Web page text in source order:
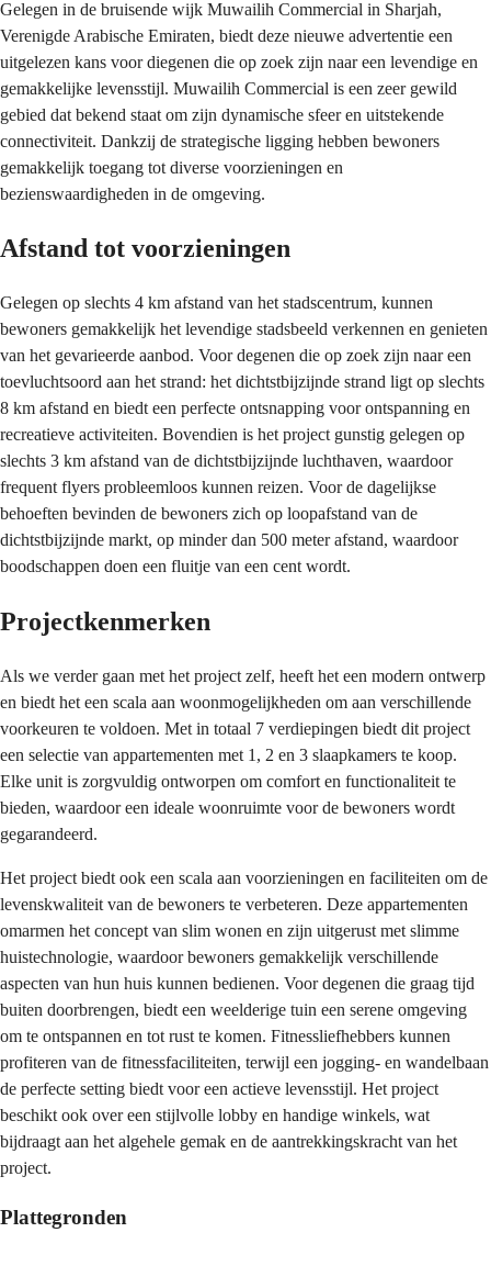
Gelegen in de bruisende wijk Muwailih Commercial in Sharjah,
Verenigde Arabische Emiraten, biedt deze nieuwe advertentie een
uitgelezen kans voor diegenen die op zoek zijn naar een levendige en
gemakkelijke levensstijl. Muwailih Commercial is een zeer gewild
gebied dat bekend staat om zijn dynamische sfeer en uitstekende
connectiviteit. Dankzij de strategische ligging hebben bewoners
gemakkelijk toegang tot diverse voorzieningen en
bezienswaardigheden in de omgeving.
Afstand tot voorzieningen
Gelegen op slechts 4 km afstand van het stadscentrum, kunnen
bewoners gemakkelijk het levendige stadsbeeld verkennen en genieten
van het gevarieerde aanbod. Voor degenen die op zoek zijn naar een
toevluchtsoord aan het strand: het dichtstbijzijnde strand ligt op slechts
8 km afstand en biedt een perfecte ontsnapping voor ontspanning en
recreatieve activiteiten. Bovendien is het project gunstig gelegen op
slechts 3 km afstand van de dichtstbijzijnde luchthaven, waardoor
frequent flyers probleemloos kunnen reizen. Voor de dagelijkse
behoeften bevinden de bewoners zich op loopafstand van de
dichtstbijzijnde markt, op minder dan 500 meter afstand, waardoor
boodschappen doen een fluitje van een cent wordt.
Projectkenmerken
Als we verder gaan met het project zelf, heeft het een modern ontwerp
en biedt het een scala aan woonmogelijkheden om aan verschillende
voorkeuren te voldoen. Met in totaal 7 verdiepingen biedt dit project
een selectie van appartementen met 1, 2 en 3 slaapkamers te koop.
Elke unit is zorgvuldig ontworpen om comfort en functionaliteit te
bieden, waardoor een ideale woonruimte voor de bewoners wordt
gegarandeerd.
Het project biedt ook een scala aan voorzieningen en faciliteiten om de
levenskwaliteit van de bewoners te verbeteren. Deze appartementen
omarmen het concept van slim wonen en zijn uitgerust met slimme
huistechnologie, waardoor bewoners gemakkelijk verschillende
aspecten van hun huis kunnen bedienen. Voor degenen die graag tijd
buiten doorbrengen, biedt een weelderige tuin een serene omgeving
om te ontspannen en tot rust te komen. Fitnessliefhebbers kunnen
profiteren van de fitnessfaciliteiten, terwijl een jogging- en wandelbaan
de perfecte setting biedt voor een actieve levensstijl. Het project
beschikt ook over een stijlvolle lobby en handige winkels, wat
bijdraagt aan het algehele gemak en de aantrekkingskracht van het
project.
Plattegronden